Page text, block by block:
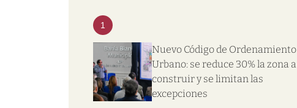
1
Nuevo Código de Ordenamiento
Urbano: se reduce 30% la zona a
construir y se limitan las
excepciones